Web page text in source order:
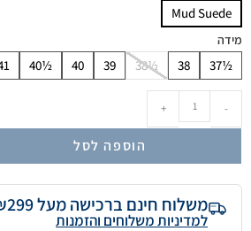
Mud Suede
מידה
37½
38
38½
39
40
40½
-
+
הוספה לסל
משלוח חינם ברכישה מעל ₪299
למדיניות משלוחים והזמנות